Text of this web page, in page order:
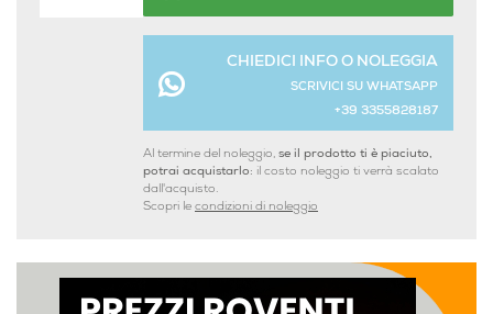
CHIEDICI INFO O NOLEGGIA
SCRIVICI SU WHATSAPP
+39 3355828187
Al termine del noleggio, se il prodotto ti è piaciuto,
potrai acquistarlo: il costo noleggio ti verrà scalato
dall'acquisto.
Scopri le condizioni di noleggio